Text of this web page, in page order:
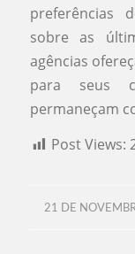
preferências
sobre as
agências
para seus
permaneçam
Post Views:
21 DE